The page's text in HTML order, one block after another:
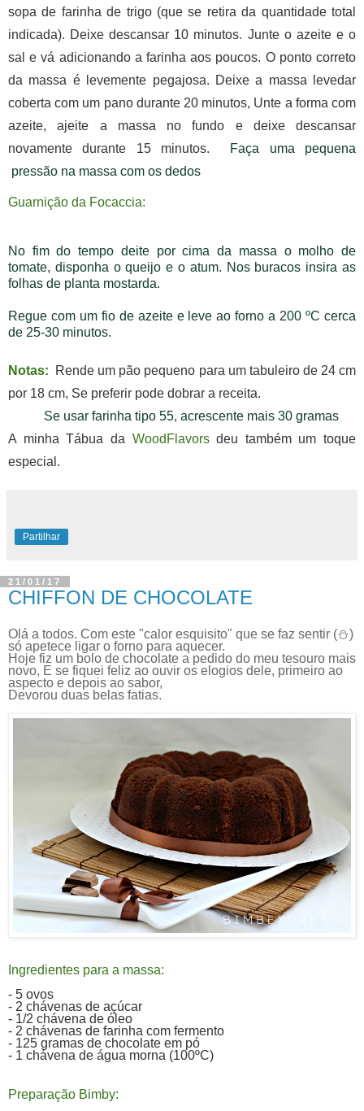
sopa de farinha de trigo (que se retira da quantidade total
indicada). Deixe descansar 10 minutos. Junte o azeite e o
sal e vá adicionando a farinha aos poucos. O ponto correto
da massa é levemente pegajosa. Deixe a massa levedar
coberta com um pano durante 20 minutos, Unte a forma com
azeite, ajeite a massa no fundo e deixe descansar
novamente durante 15 minutos.
Faça uma pequena
pressão na massa com os dedos
Guarnição da Focaccia:
No fim do tempo deite por cima da massa o molho de
tomate, disponha o queijo e o atum. Nos buracos insira as
folhas de planta mostarda.
Regue com um fio de azeite e leve ao forno a 200 ºC cerca
de 25-30 minutos.
Notas: Rende um pão pequeno para um tabuleiro de 24 cm
por 18 cm, Se preferir pode dobrar a receita.
Se usar farinha tipo 55, acrescente mais 30 gramas
A minha Tábua da WoodFlavorsdeu também um toque
especial.
Partilhar
21/01/17
CHIFFON DE CHOCOLATE
Olá a todos. Com este "calor esquisito" que se faz sentir (⛄)
só apetece ligar o forno para aquecer.
Hoje fiz um bolo de chocolate a pedido do meu tesouro mais
novo, E se fiquei feliz ao ouvir os elogios dele, primeiro ao
aspecto e depois ao sabor,
Devorou duas belas fatias.
Ingredientes para a massa:
- 5 ovos
- 2 chávenas de açúcar
- 1/2 chávena de óleo
- 2 chávenas de farinha com fermento
- 125 gramas de chocolate em pó
- 1 chávena de água morna (100ºC)
Preparação Bimby: